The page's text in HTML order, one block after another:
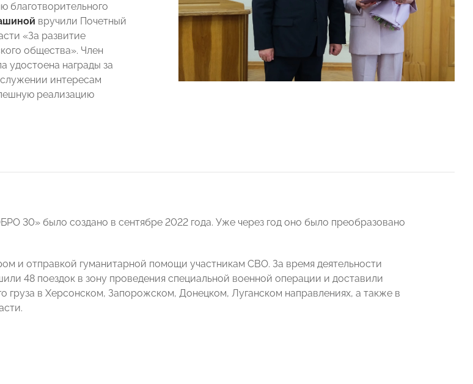
благотворительного
вручили Почетный
«За развитие
общества». Член
удостоена награды за
интересам
реализацию
30» было создано в сентябре 2022 года. Уже через год оно было преобразовано
и отправкой гуманитарной помощи участникам СВО. За время деятельности
48 поездок в зону проведения специальной военной операции и доставили
груза в Херсонском, Запорожском, Донецком, Луганском направлениях, а также в